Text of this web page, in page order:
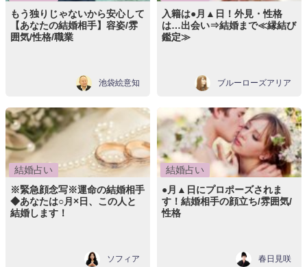
もう独りじゃないから安心して
【あなたの結婚相手】容姿/雰
囲気/性格/職業
池袋絵意知
入籍は●月▲日！外見・性格
は…出会い⇒結婚まで≪縁結び
鑑定≫
ブルーローズアリア
結婚占い
※緊急顔念写※運命の結婚相手
◆あなたは○月×日、この人と
結婚します！
ソフィア
結婚占い
●月▲日にプロポーズされま
す！結婚相手の顔立ち/雰囲気/
性格
春日見咲